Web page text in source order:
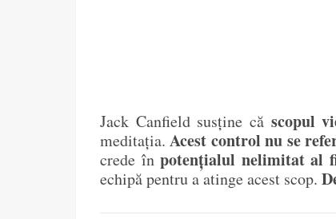
Jack Canfield susține că scopul
meditația.Acest control nu se
crede în potențialul nelimitat al
echipă pentru a atinge acest scop.